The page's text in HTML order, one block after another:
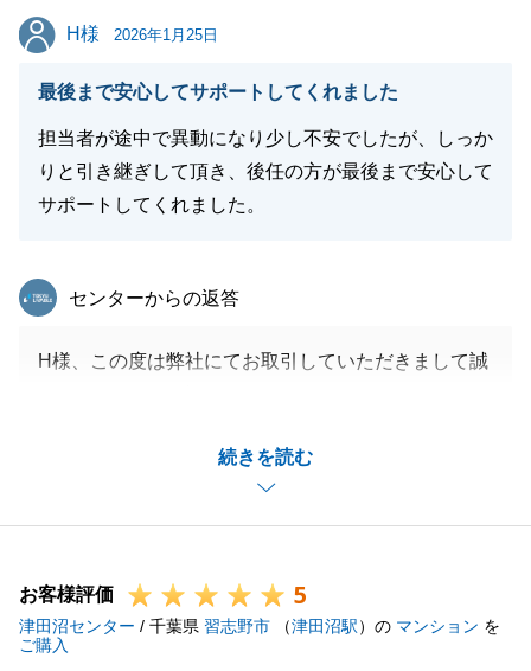
これからも東急リバブルをご贔屓によろしくお願いい
たします。
お身内の方で不動産にお困りの方がいらっしゃいまし
に一度ご相談ください。
改めて、この度のお取引、ありがとうございました。
閉じる
H様
H様 2026年1月25日
最後まで安心してサポートしてくれました
担当者が途中で異動になり少し不安でしたが、しっか
りと引き継ぎして頂き、後任の方が最後まで安心して
サポートしてくれました。
続きを読む
東急リバブル
センターからの返答
H様、この度は弊社にてお取引していただきまして誠
あったかと存じますが、引き継ぎや後任担当者の対応
について安心していただけたとのお言葉を頂戴し、大
変嬉しく思っております。
ことでも構いませんのでご連絡いただければと存じま
す。
引き続きよろしくお願いいたします。
お客様評価 5
津田沼センター / 千葉県 習志野市 （津田沼駅）の マンション を
ご購入